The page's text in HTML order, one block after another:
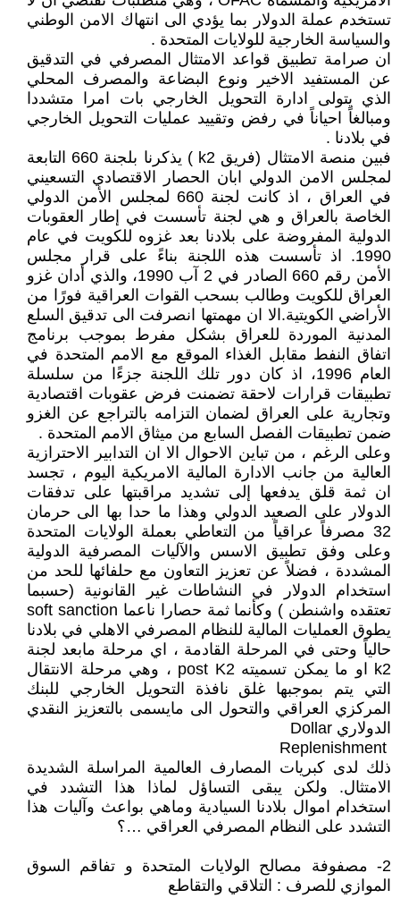
تستخدم عملة الدولار بما يؤدي الى انتهاك الامن الوطني
والسياسة الخارجية للولايات المتحدة .
ان صرامة تطبيق قواعد الامتثال المصرفي في التدقيق
عن المستفيد الاخير ونوع البضاعة والمصرف المحلي
الذي يتولى ادارة التحويل الخارجي بات امرا متشددا
ومبالغاً احياناً في رفض وتقييد عمليات التحويل الخارجي
في بلادنا .
فبين منصة الامتثال (فريق k2 ) يذكرنا بلجنة 660 التابعة
لمجلس الامن الدولي ابان الحصار الاقتصادي التسعيني
في العراق ، اذ كانت لجنة 660 لمجلس الأمن الدولي
الخاصة بالعراق و هي لجنة تأسست في إطار العقوبات
الدولية المفروضة على بلادنا بعد غزوه للكويت في عام
1990. اذ تأسست هذه اللجنة بناءً على قرار مجلس
الأمن رقم 660 الصادر في 2 آب 1990، والذي أدان غزو
العراق للكويت وطالب بسحب القوات العراقية فورًا من
الأراضي الكويتية.الا ان مهمتها انصرفت الى تدقيق السلع
المدنية الموردة للعراق بشكل مفرط بموجب برنامج
اتفاق النفط مقابل الغذاء الموقع مع الامم المتحدة في
العام 1996، اذ كان دور تلك اللجنة جزءًا من سلسلة
تطبيقات قرارات لاحقة تضمنت فرض عقوبات اقتصادية
وتجارية على العراق لضمان التزامه بالتراجع عن الغزو
ضمن تطبيقات الفصل السابع من ميثاق الامم المتحدة .
وعلى الرغم ، من تباين الاحوال الا ان التدابير الاحترازية
العالية من جانب الادارة المالية الامريكية اليوم ، تجسد
ان ثمة قلق يدفعها إلى تشديد مراقبتها على تدفقات
الدولار على الصعيد الدولي وهذا ما حدا بها الى حرمان
32 مصرفاً عراقياً من التعاطي بعملة الولايات المتحدة
وعلى وفق تطبيق الاسس والآليات المصرفية الدولية
المشددة ، فضلاً عن تعزيز التعاون مع حلفائها للحد من
استخدام الدولار في النشاطات غير القانونية (حسبما
تعتقده واشنطن ) وكأنما ثمة حصارا ناعما soft sanction
يطوق العمليات المالية للنظام المصرفي الاهلي في بلادنا
حالياً وحتى في المرحلة القادمة ، اي مرحلة مابعد لجنة
k2 او ما يمكن تسميته post K2 ، وهي مرحلة الانتقال
التي يتم بموجبها غلق نافذة التحويل الخارجي للبنك
المركزي العراقي والتحول الى مايسمى بالتعزيز النقدي
الدولاري Dollar
ذلك لدى كبريات المصارف العالمية المراسلة الشديدة
الامتثال. ولكن يبقى التساؤل لماذا هذا التشدد في
استخدام اموال بلادنا السيادية وماهي بواعث وآليات هذا
التشدد على النظام المصرفي العراقي …؟
2- مصفوفة مصالح الولايات المتحدة و تفاقم السوق
الموازي للصرف : التلاقي والتقاطع